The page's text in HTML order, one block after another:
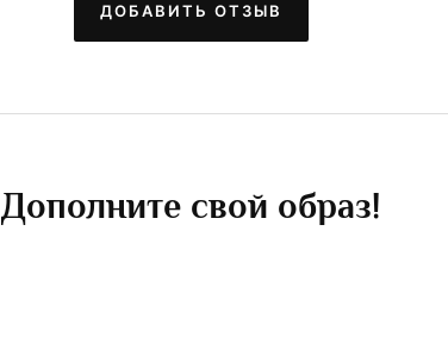
ДОБАВИТЬ ОТЗЫВ
Дополните свой образ!